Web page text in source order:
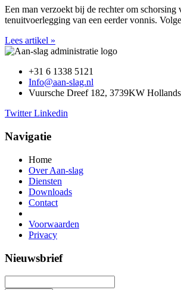
Een man verzoekt bij de rechter om schorsing
tenuitvoerlegging van een eerder vonnis.
Lees artikel »
+31 6 1338 5121
Info@aan-slag.nl
Vuursche Dreef 182, 3739KW
Twitter Linkedin
Navigatie
Home
Over Aan-slag
Diensten
Downloads
Contact
Voorwaarden
Privacy
Nieuwsbrief